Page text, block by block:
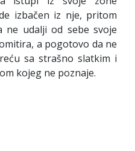
izbačen iz nje, pritom
ne udalji od sebe svoje
a pogotovo da ne
sa strašno slatkim i
kojeg ne poznaje.